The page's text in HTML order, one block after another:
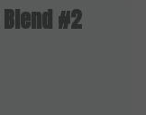
#2